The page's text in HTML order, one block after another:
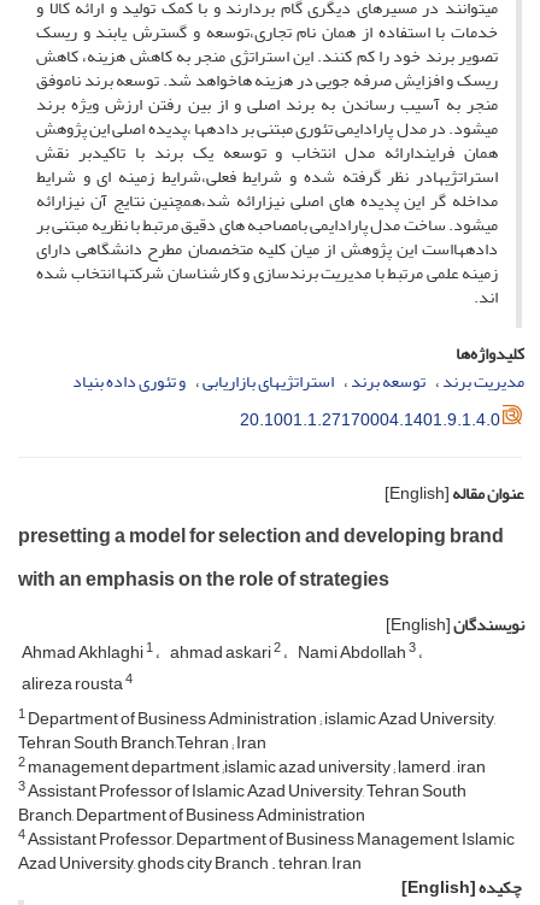
میتوانند در مسیرهای دیگری گام بردارند و با کمک تولید و ارائه کالا و
خدمات با استفاده از همان نام تجاری،توسعه و گسترش یابند و ریسک
تصویر برند خود را کم کنند. این استراتژی منجر به کاهش هزینه، کاهش
ریسک و افزایش صرفه جویی در هزینه هاخواهد شد. توسعه برند ناموفق
منجر به آسیب رساندن به برند اصلی و از بین رفتن ارزش ویژه برند
میشود. در مدل پارادایمی تئوری مبتنی بر دادهها ،پدیده اصلی این پژوهش
همان فرایندارائه مدل انتخاب و توسعه یک برند با تاکیدبر نقش
استراتژیهادر نظر گرفته شده و شرایط فعلی،شرایط زمینه ای و شرایط
مداخله گر این پدیده های اصلی نیزارائه شد،همچنین نتایج آن نیزارائه
میشود. ساخت مدل پارادایمی بامصاحبه های دقیق مرتبط با نظریه مبتنی بر
دادههااست این پژوهش از میان کلیه متخصصان مطرح دانشگاهی دارای
زمینه علمی مرتبط با مدیریت برندسازی و کارشناسان شرکتها انتخاب شده
اند.
کلیدواژه‌ها
مدیریت برند توسعه برند استراتژیهای بازاریابی و تئوری داده بنیاد
20.1001.1.27170004.1401.9.1.4.0
عنوان مقاله[English]
presetting a model for selection and developing brand
with an emphasis on the role of strategies
نویسندگان[English]
Ahmad Akhlaghi1 ahmad askari2 Nami Abdollah3
alireza rousta4
1Department of Business Administration ; islamic Azad University,
Tehran South Branch,Tehran ; Iran
2management department ;islamic azad university ; lamerd , iran
3Assistant Professor of Islamic Azad University, Tehran South
Branch, Department of Business Administration
4Assistant Professor, Department of Business Management, Islamic
Azad University, ghods city Branch . tehran, Iran
چکیده[English]